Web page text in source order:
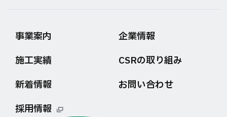
事業案内
企業情報
施工実績
CSRの取り組み
新着情報
お問い合わせ
採用情報